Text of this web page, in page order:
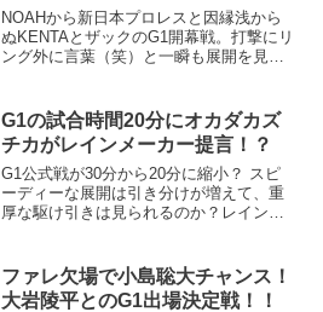
NOAHから新日本プロレスと因縁浅から
ぬKENTAとザックのG1開幕戦。打撃にリ
ング外に言葉（笑）と一瞬も展開を見逃
G1の試合時間20分にオカダカズ
チカがレインメーカー提言！？
G1公式戦が30分から20分に縮小？ スピ
ーディーな展開は引き分けが増えて、重
厚な駆け引きは見られるのか？レインメ
ファレ欠場で小島聡大チャンス！
大岩陵平とのG1出場決定戦！！